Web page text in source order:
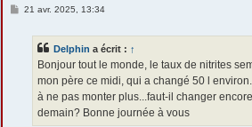
M21 avr. 2025, 13:34
Delphin a écrit : ↑
Bonjour tout le monde, le taux de nitrites
mon père ce midi, qui a changé 50 l
à ne pas monter plus...faut-il changer
demain? Bonne journée à vous